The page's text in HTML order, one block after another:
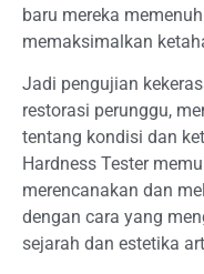
baru mereka
memaksimalkan
Jadi pengujian
restorasi perunggu,
tentang kondisi dan
Hardness Tester
merencanakan dan
dengan cara yang
sejarah dan estetika